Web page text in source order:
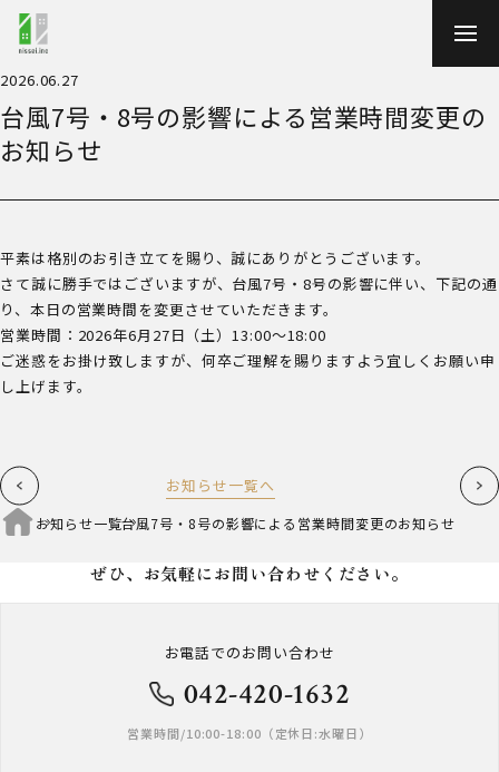
TOP
事業案内
会社案内
採用情報
プレスキット・メディア向け素材
2026.06.27
台風7号・8号の影響による営業時間変更の
お知らせ
平素は格別のお引き立てを賜り、誠にありがとうございます。
さて誠に勝手ではございますが、台風7号・8号の影響に伴い、下記の通
り、本日の営業時間を変更させていただきます。
営業時間：2026年6月27日（土）13:00～18:00
ご迷惑をお掛け致しますが、何卒ご理解を賜りますよう宜しくお願い申
し上げます。
お知らせ一覧へ
お知らせ一覧台風7号・8号の影響による営業時間変更のお知らせ
ぜひ、お気軽にお問い合わせください。
お電話でのお問い合わせ
042-420-1632
営業時間/10:00-18:00（定休日:水曜日）